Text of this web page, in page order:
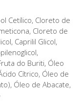
Cetílico, Cloreto de
Cloreto de
Caprilil Glicol,
do Buriti, Óleo
Cítrico, Óleo de
Óleo de Abacate,